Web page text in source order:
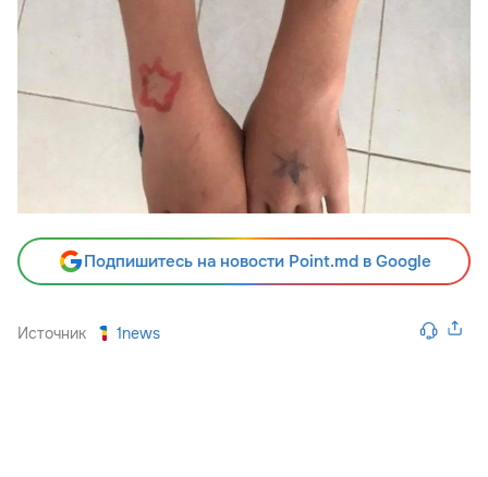
Подпишитесь на новости Point.md в Google
Источник 1news